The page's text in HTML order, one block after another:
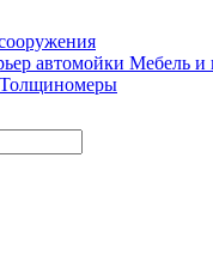
Мебель и
Толщиномеры